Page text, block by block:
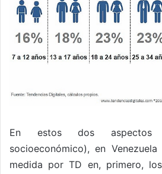
En estos dos
socioeconómico), en
medida por TD en, primero,